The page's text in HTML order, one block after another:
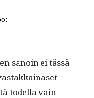
sanoin ei tässä
todel­la vain